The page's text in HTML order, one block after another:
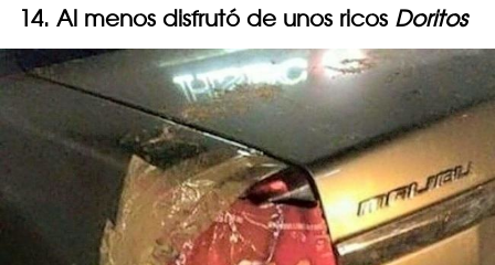
14. Al menos disfrutó de unos ricos Doritos